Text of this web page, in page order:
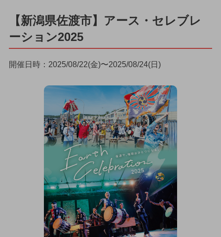
【新潟県佐渡市】アース・セレブレ
ーション2025
開催日時：2025/08/22(金)〜2025/08/24(日)